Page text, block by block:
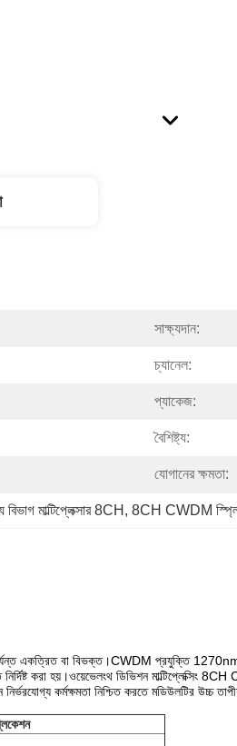
সাক্ষ্যদান:
চ্যানেল:
প্যাকেজ:
বৈশিষ্ট্য:
যোগানের ক্ষমতা:
বিভাগ মাল্টিপ্লেক্সার 8CH , 8CH CWDM
পর্যন্ত একত্রিত বা বিভক্ত।CWDM প্রযুক্তি
করা হয়।ওয়েভেলংথ ডিভিশন
কর্মক্ষমতা নিশ্চিত করতে মডিউলটির উচ্চ